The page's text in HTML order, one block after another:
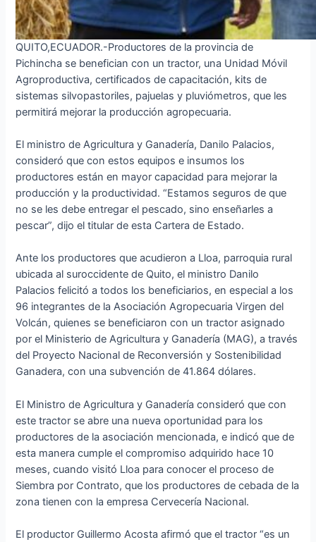
QUITO,ECUADOR.-Productores de la provincia de
Pichincha se benefician con un tractor, una Unidad Móvil
Agroproductiva, certificados de capacitación, kits de
sistemas silvopastoriles, pajuelas y pluviómetros, que les
permitirá mejorar la producción agropecuaria.
El ministro de Agricultura y Ganadería, Danilo Palacios,
consideró que con estos equipos e insumos los
productores están en mayor capacidad para mejorar la
producción y la productividad. “Estamos seguros de que
no se les debe entregar el pescado, sino enseñarles a
pescar”, dijo el titular de esta Cartera de Estado.
Ante los productores que acudieron a Lloa, parroquia rural
ubicada al suroccidente de Quito, el ministro Danilo
Palacios felicitó a todos los beneficiarios, en especial a los
96 integrantes de la Asociación Agropecuaria Virgen del
Volcán, quienes se beneficiaron con un tractor asignado
por el Ministerio de Agricultura y Ganadería (MAG), a través
del Proyecto Nacional de Reconversión y Sostenibilidad
Ganadera, con una subvención de 41.864 dólares.
El Ministro de Agricultura y Ganadería consideró que con
este tractor se abre una nueva oportunidad para los
productores de la asociación mencionada, e indicó que de
esta manera cumple el compromiso adquirido hace 10
meses, cuando visitó Lloa para conocer el proceso de
Siembra por Contrato, que los productores de cebada de la
zona tienen con la empresa Cervecería Nacional.
El productor Guillermo Acosta afirmó que el tractor “es un